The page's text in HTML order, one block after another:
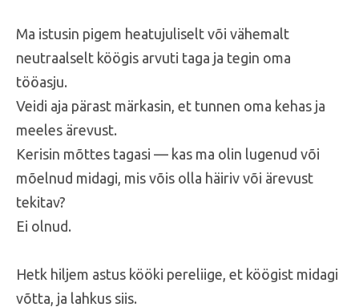
Ma istusin pigem heatujuliselt või vähemalt
neutraalselt köögis arvuti taga ja tegin oma
tööasju.
Veidi aja pärast märkasin, et tunnen oma kehas ja
meeles ärevust.
Kerisin mõttes tagasi — kas ma olin lugenud või
mõelnud midagi, mis võis olla häiriv või ärevust
tekitav?
Ei olnud.
Hetk hiljem astus kööki pereliige, et köögist midagi
võtta, ja lahkus siis.